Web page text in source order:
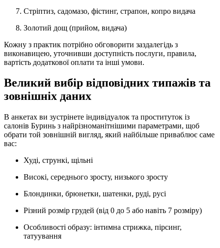
Стріптиз, садомазо, фістинг, страпон, копро видача
Золотий дощ (прийом, видача)
Кожну з практик потрібно обговорити заздалегідь з
виконавицею, уточнивши доступність послуги, правила,
вартість додаткової оплати та інші умови.
Великий вибір відповідних типажів та
зовнішніх даних
В анкетах ви зустрінете індивідуалок та проституток із
салонів Буринь з найрізноманітнішими параметрами, щоб
обрати той зовнішній вигляд, який найбільше приваблює саме
вас:
Худі, стрункі, щільні
Високі, середнього зросту, низького зросту
Блондинки, брюнетки, шатенки, руді, русі
Різний розмір грудей (від 0 до 5 або навіть 7 розміру)
Особливості образу: інтимна стрижка, пірсинг,
татуування